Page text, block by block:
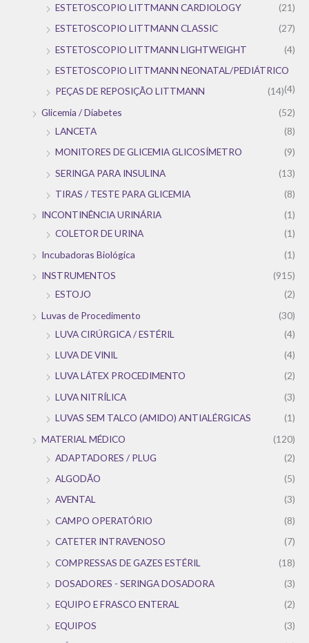
ESTETOSCOPIO LITTMANN CARDIOLOGY
(21)
ESTETOSCOPIO LITTMANN CLASSIC
(27)
ESTETOSCOPIO LITTMANN LIGHTWEIGHT
(4)
ESTETOSCOPIO LITTMANN NEONATAL/PEDIÁTRICO
(4)
PEÇAS DE REPOSIÇÃO LITTMANN
(14)
Glicemia / Diabetes
(52)
LANCETA
(8)
MONITORES DE GLICEMIA GLICOSÍMETRO
(9)
SERINGA PARA INSULINA
(13)
TIRAS / TESTE PARA GLICEMIA
(8)
INCONTINÊNCIA URINÁRIA
(1)
COLETOR DE URINA
(1)
Incubadoras Biológica
(1)
INSTRUMENTOS
(915)
ESTOJO
(2)
Luvas de Procedimento
(30)
LUVA CIRÚRGICA / ESTÉRIL
(4)
LUVA DE VINIL
(4)
LUVA LÁTEX PROCEDIMENTO
(2)
LUVA NITRÍLICA
(3)
LUVAS SEM TALCO (AMIDO) ANTIALÉRGICAS
(1)
MATERIAL MÉDICO
(120)
ADAPTADORES / PLUG
(2)
ALGODÃO
(5)
AVENTAL
(3)
CAMPO OPERATÓRIO
(8)
CATETER INTRAVENOSO
(7)
COMPRESSAS DE GAZES ESTÉRIL
(18)
DOSADORES - SERINGA DOSADORA
(3)
EQUIPO E FRASCO ENTERAL
(2)
EQUIPOS
(3)